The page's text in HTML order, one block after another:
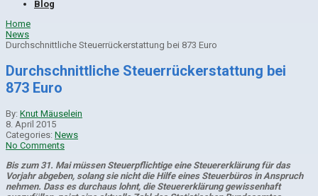
Blog
Home
News
Durchschnittliche Steuerrückerstattung bei 873 Euro
Durchschnittliche Steuerrückerstattung bei
873 Euro
By: Knut Mäuselein
8. April 2015
Categories: News
No Comments
Bis zum 31. Mai müssen Steuerpflichtige eine Steuererklärung für das
Vorjahr abgeben, solang sie nicht die Hilfe eines Steuerbüros in Anspruch
nehmen. Dass es durchaus lohnt, die Steuererklärung gewissenhaft